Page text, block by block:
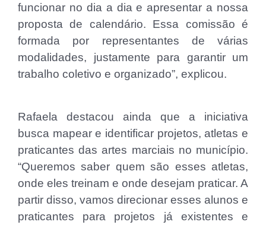
funcionar no dia a dia e apresentar a nossa
proposta de calendário. Essa comissão é
formada por representantes de várias
modalidades, justamente para garantir um
trabalho coletivo e organizado”, explicou.
Rafaela destacou ainda que a iniciativa
busca mapear e identificar projetos, atletas e
praticantes das artes marciais no município.
“Queremos saber quem são esses atletas,
onde eles treinam e onde desejam praticar. A
partir disso, vamos direcionar esses alunos e
praticantes para projetos já existentes e